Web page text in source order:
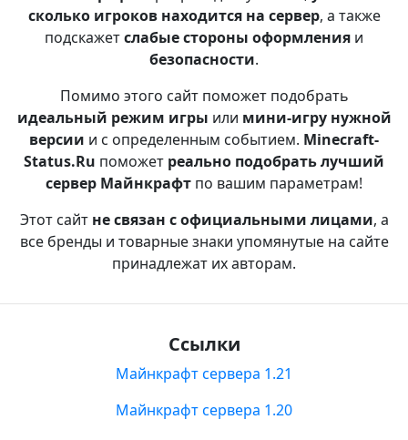
сколько игроков находится на сервер, а также
подскажетслабые стороны оформления и
безопасности.
Помимо этого сайт поможет подобрать
идеальный режим игры или мини-игру нужной
версии и с определенным событием. Minecraft-
Status.Ru поможет реально подобрать лучший
сервер Майнкрафт по вашим параметрам!
Этот сайт не связан с официальными лицами, а
все бренды и товарные знаки упомянутые на сайте
принадлежат их авторам.
Ссылки
Майнкрафт сервера 1.21
Майнкрафт сервера 1.20